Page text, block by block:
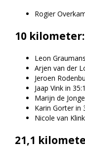
Rogier
10 kilometer:
Leon
Arjen van der
Jeroen
Jaap Vink in
Marijn de
Karin Gorter in
Nicole van
21,1